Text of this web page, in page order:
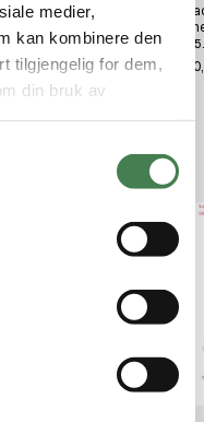
medier,
kan kombinere den
tilgjengelig for dem,
din bruk av
Holders #1 22-
284/308/30-06
Lube
kr